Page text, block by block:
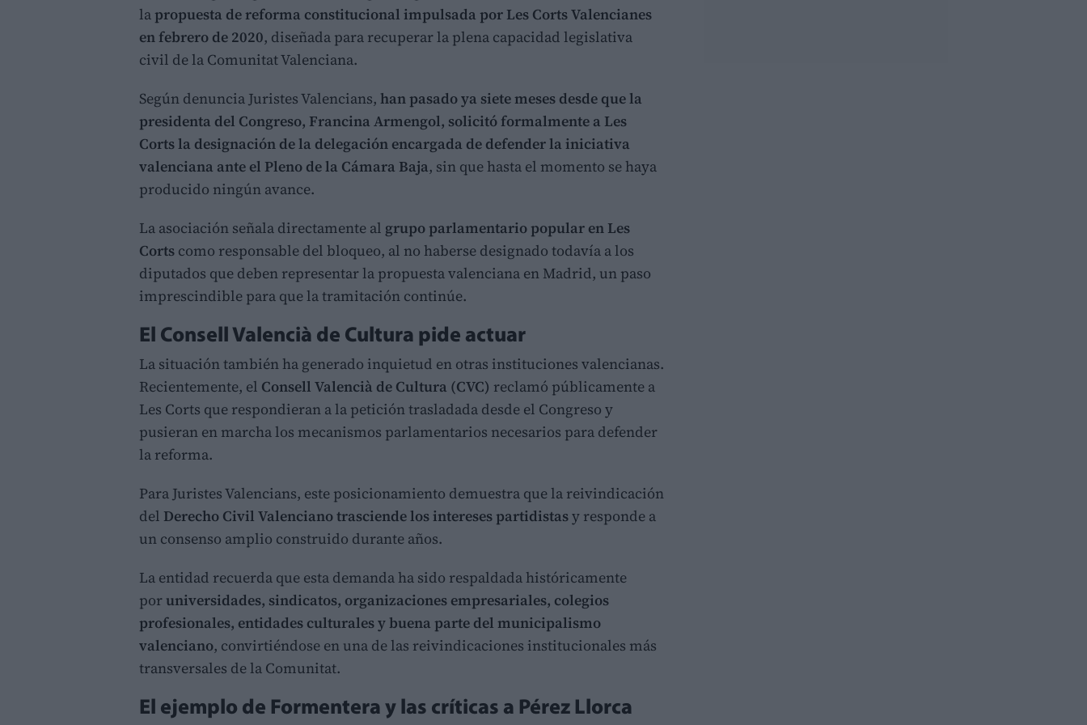
lapropuesta de reforma constitucional impulsada por Les Corts Valencianes
en febrero de 2020, diseñada para recuperar la plena capacidad legislativa
civil de la Comunitat Valenciana.
Según denuncia Juristes Valencians, han pasado ya siete meses desde que la
presidenta del Congreso, Francina Armengol, solicitó formalmente a Les
Corts la designación de la delegación encargada de defender la iniciativa
valenciana ante el Pleno de la Cámara Baja, sin que hasta el momento se haya
producido ningún avance.
La asociación señala directamente al grupo parlamentario popular en Les
Corts como responsable del bloqueo, al no haberse designado todavía a los
diputados que deben representar la propuesta valenciana en Madrid, un paso
imprescindible para que la tramitación continúe.
El Consell Valencià de Cultura pide actuar
La situación también ha generado inquietud en otras instituciones valencianas.
Recientemente, el Consell Valencià de Cultura (CVC) reclamó públicamente a
Les Corts que respondieran a la petición trasladada desde el Congreso y
pusieran en marcha los mecanismos parlamentarios necesarios para defender
la reforma.
Para Juristes Valencians, este posicionamiento demuestra que la reivindicación
del Derecho Civil Valenciano trasciende los intereses partidistasy responde a
un consenso amplio construido durante años.
La entidad recuerda que esta demanda ha sido respaldada históricamente
por universidades, sindicatos, organizaciones empresariales, colegios
profesionales, entidades culturales y buena parte del municipalismo
valenciano, convirtiéndose en una de las reivindicaciones institucionales más
transversales de la Comunitat.
El ejemplo de Formentera y las críticas a Pérez Llorca